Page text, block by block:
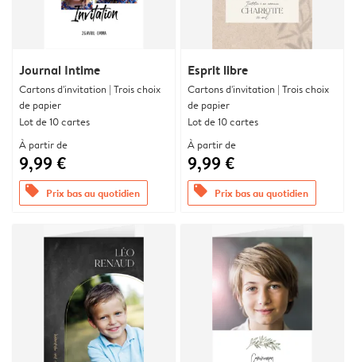
Journal Intime
Cartons d'invitation | Trois choix
de papier
Lot de 10 cartes
À partir de
9,99 €
offers Prix bas au quotidien
Esprit libre
Cartons d'invitation | Trois choix
de papier
Lot de 10 cartes
À partir de
9,99 €
offers Prix bas au quotidien